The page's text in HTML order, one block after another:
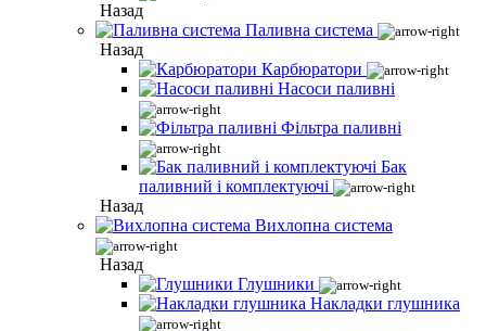
Назад
Паливна система
Назад
Карбюратори
Насоси паливні
Фільтра паливні
Бак
паливний і комплектуючі
Назад
Вихлопна система
Назад
Глушники
Накладки глушника